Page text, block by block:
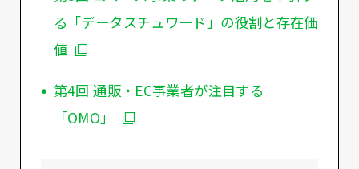
る「データスチュワード」の役割と存在価
値
第4回 通販・EC事業者が注目する
「OMO」